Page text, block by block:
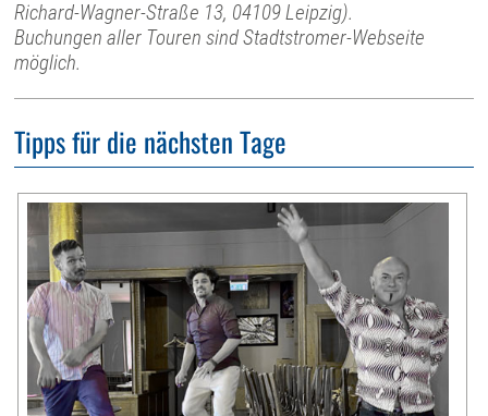
Richard-Wagner-Straße 13, 04109 Leipzig).
Buchungen aller Touren sind Stadtstromer-Webseite
möglich.
Tipps für die nächsten Tage